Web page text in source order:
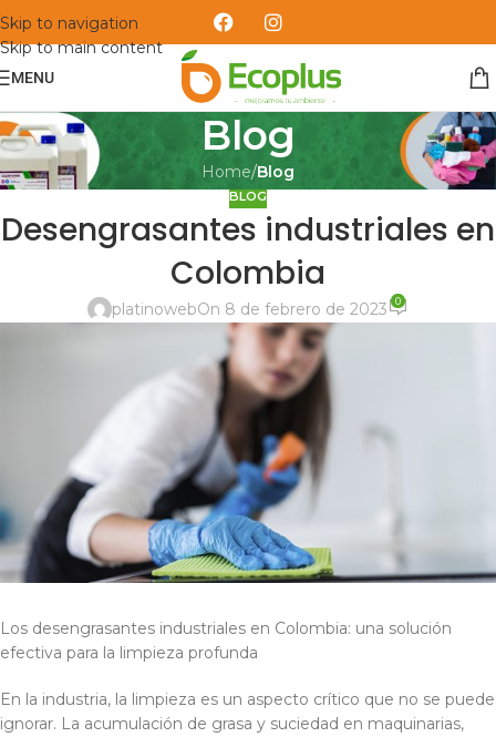
Skip to navigation
Skip to main content
MENU
Blog
Home/Blog
BLOG
Desengrasantes industriales en
Colombia
platinowebOn 8 de febrero de 2023 0
Los desengrasantes industriales en Colombia: una solución
efectiva para la limpieza profunda
En la industria, la limpieza es un aspecto crítico que no se puede
ignorar. La acumulación de grasa y suciedad en maquinarias,